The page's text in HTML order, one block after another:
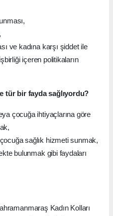
ve kadına karşı şiddet ile
içeren politikaların
tür bir fayda sağlıyordu?
çocuğa ihtiyaçlarına göre
sağlık hizmeti sunmak,
bulunmak gibi faydaları
Kadın Kolları